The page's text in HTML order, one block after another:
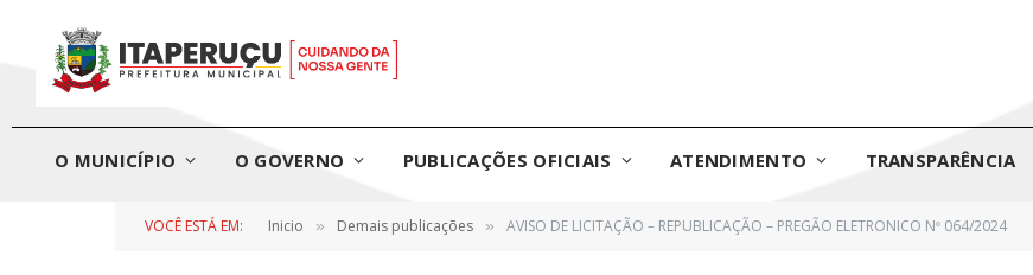
O MUNICÍPIO O GOVERNO PUBLICAÇÕES OFICIAIS ATENDIMENTO TRANSPARÊNCIA
VOCÊ ESTÁ EM: Inicio » Demais publicações » AVISO DE LICITAÇÃO – REPUBLICAÇÃO – PREGÃO ELETRONICO Nº 064/2024